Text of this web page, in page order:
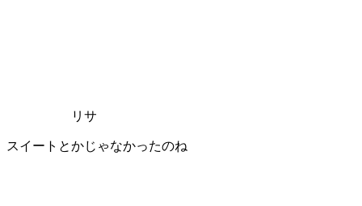
リサ
スイートとかじゃなかったのね